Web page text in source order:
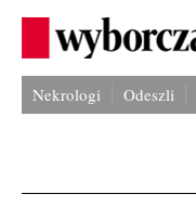
Nekrologi Odeszli